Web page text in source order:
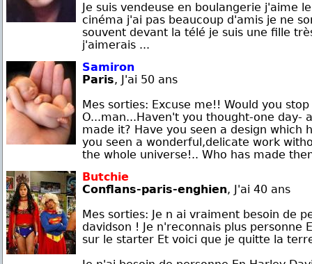
Je suis vendeuse en boulangerie j'aime
cinéma j'ai pas beaucoup d'amis je ne
souvent devant la télé je suis une fille
j'aimerais ...
Samiron
Paris, J'ai 50 ans
Mes sorties: Excuse me!! Would you
O...man...Haven't you thought-one day-
made it? Have you seen a design which
you seen a wonderful,delicate work
the whole universe!.. Who has made
Butchie
Conflans-paris-enghien, J'ai 40 ans
Mes sorties: Je n ai vraiment besoin de
davidson ! Je n'reconnais plus personne
sur le starter Et voici que je quitte la